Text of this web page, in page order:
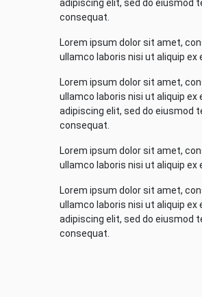
adipiscing elit, sed do eiusmod
consequat.
Lorem ipsum dolor sit amet,
ullamco laboris nisi ut aliquip ex
Lorem ipsum dolor sit amet,
ullamco laboris nisi ut aliquip
adipiscing elit, sed do eiusmod
consequat.
Lorem ipsum dolor sit amet,
ullamco laboris nisi ut aliquip ex
Lorem ipsum dolor sit amet,
ullamco laboris nisi ut aliquip
adipiscing elit, sed do eiusmod
consequat.